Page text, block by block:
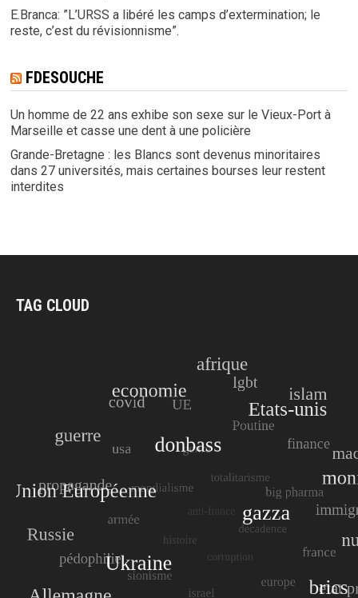
E.Branca: ”L’URSS a libéré les camps d’extermination; le
reste, c’est du révisionnisme”.
FDESOUCHE
Un homme de 22 ans exhibe son sexe sur le Vieux-Port à
Marseille et casse une dent à une policière
Grande-Bretagne : les Blancs sont devenus minoritaires
dans 27 universités, mais certaines bourses leur restent
interdites
TAG CLOUD